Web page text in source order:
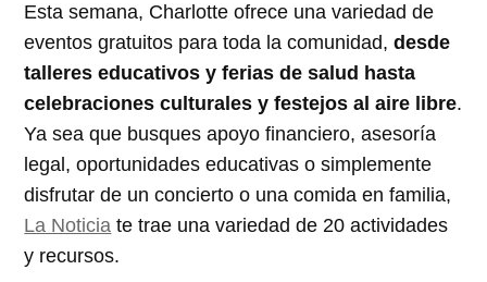
Esta semana, Charlotte ofrece una variedad de
eventos gratuitos para toda la comunidad,desde
talleres educativos y ferias de salud hasta
celebraciones culturales y festejos al aire libre.
Ya sea que busques apoyo financiero, asesoría
legal, oportunidades educativas o simplemente
disfrutar de un concierto o una comida en familia,
La Noticia te trae una variedad de 20 actividades
y recursos.